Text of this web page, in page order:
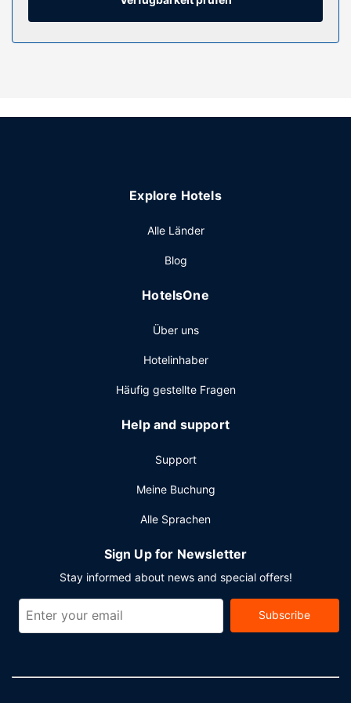
in Laptop-Größe und Schreibtische.
Ausstattung der Anlage
Whirlpool, Sauna und Fitnessbereich (rund um die Uhr
Gönn dir einen Happen zu essen im DOX Restaurant & Bar,
bleib bequem auf deinem Zimmer und nutz den
täglich von 06:30 Uhr bis 10:30 Uhr ein Frühstücksbuffet
Zum Angebot gehören ein kostenloser Internetzugang per
Kabel, ein rund um die Uhr geöffnetes Businesscenter und
ein Limousinenservice. Wenn du eine Veranstaltung in
Düsseldorf planst, ist dieses Hotel eine gute Wahl, denn zu
den 9150 Quadratfuß (850 Quadratmeter) großen
und Tagungsräume. Vor Ort gibt es Folgendes: Parken
ohne Service (kostenpflichtig).
Explore Hotels
Alle Länder
Blog
HotelsOne
Über uns
Hotelinhaber
Häufig gestellte Fragen
Help and support
Support
Meine Buchung
Alle Sprachen
Sign Up for Newsletter
Stay informed about news and special offers!
Subscribe